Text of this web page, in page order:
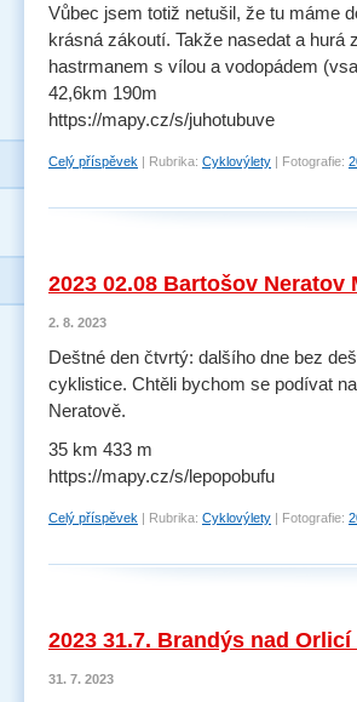
Vůbec jsem totiž netušil, že tu máme
krásná zákoutí. Takže nasedat a hurá
hastrmanem s vílou a vodopádem
42,6km 190m
https://mapy.cz/s/juhotubuve
Celý příspěvek | Rubrika: Cyklovýlety | Fotografie:
2023 02.08 Bartošov Neratov
2. 8. 2023
Deštné den čtvrtý: dalšího dne bez
cyklistice. Chtěli bychom se podívat
Neratově.
35 km 433 m
https://mapy.cz/s/lepopobufu
Celý příspěvek | Rubrika: Cyklovýlety | Fotografie:
2023 31.7. Brandýs nad Orlicí
31. 7. 2023